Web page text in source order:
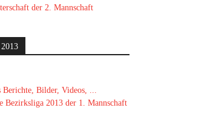
der 2. Mannschaft
Berichte, Bilder, Videos, ...
Bezirksliga 2013 der 1. Mannschaft